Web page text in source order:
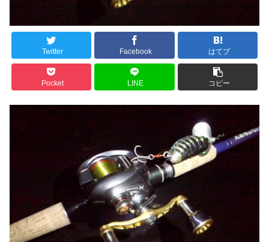
Twitter Facebook はてブ
Pocket LINE コピー